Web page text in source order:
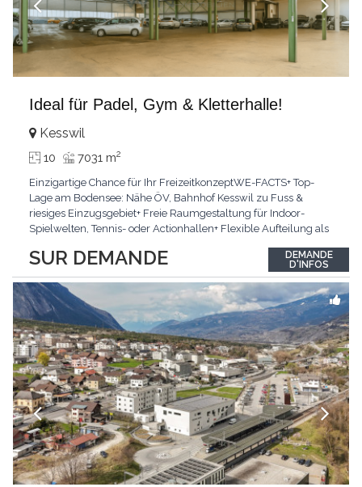
Ideal für Padel, Gym & Kletterhalle!
SUR DEMANDE
Kesswil
10 7031 m2
Einzigartige Chance für Ihr FreizeitkonzeptWE-FACTS+ Top-
Lage am Bodensee: Nähe ÖV, Bahnhof Kesswil zu Fuss &
riesiges Einzugsgebiet+ Freie Raumgestaltung für Indoor-
Spielwelten, Tennis- oder Actionhallen+ Flexible Aufteilung als
Gastronomen und FreizeitanbieterKLARTEXT: Sehr viel Platz für
Ihr ertragsstarkes GrossprojektInteressiert?...
DEMANDE
D'INFOS